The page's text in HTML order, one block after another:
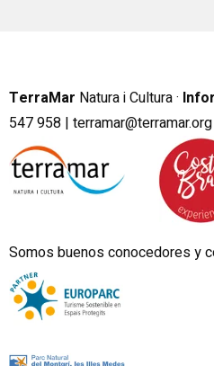
TerraMar Natura i Cultura ·
547 958 | terramar@terramar.org
Somos buenos conocedores y